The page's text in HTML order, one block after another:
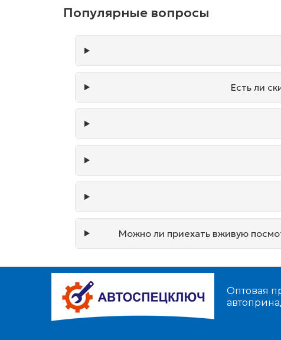
Популярные вопросы
Есть ли
Можно ли приехать вживую
Оптовая